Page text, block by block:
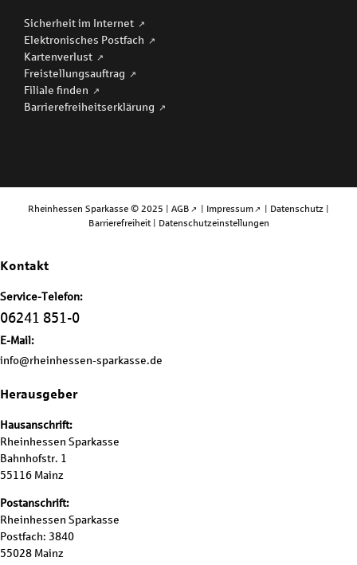
Sicherheit im Internet
Elektronisches Postfach
Kartenverlust
Freistellungsauftrag
Filiale finden
Barriere­freiheits­erklärung
Rheinhessen Sparkasse © 2025 | AGB | Impressum | Datenschutz |
Barrierefreiheit | Datenschutzeinstellungen
Kontakt
Service-Telefon:
06241 851-0
E-Mail:
info@rheinhessen-sparkasse.de
Herausgeber
Hausanschrift:
Rheinhessen Sparkasse
Bahnhofstr. 1
55116 Mainz
Postanschrift:
Rheinhessen Sparkasse
Postfach: 3840
55028 Mainz